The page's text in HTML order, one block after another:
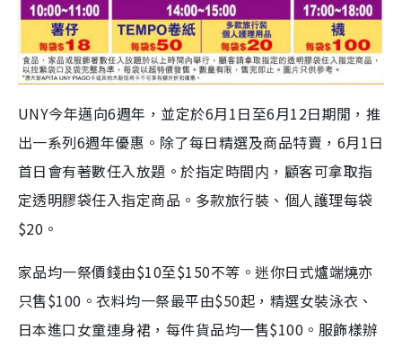
UNY今年邁向6週年，並定於6月1日至6月12日期閒，推
出一系列6週年優惠。除了每日精選及商品特賣，6月1日
首日會有著數任入放題。於指定時間内，顧客可拿取指
定透明膠袋任入指定商品。多款旅行裝、個人護理每袋
$20。
家品均一祭價錢由$10至$150不等。迷你日式爐端燒亦
只售$100。衣料均一祭最平由$50起，精選女裝泳衣、
日本進口女童連身裙，每件貨品均一售$100。服飾樣辦